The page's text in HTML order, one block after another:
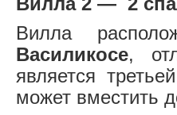
Вилла
Василикосе,
является
может вместить